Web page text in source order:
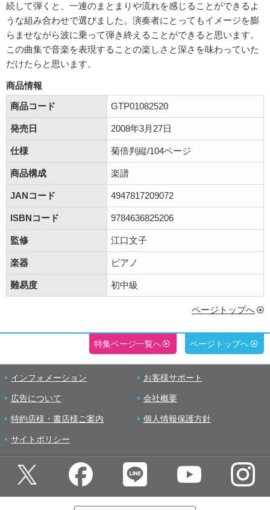
続して弾くと、一連のまとまりや流れを感じることができるよ
うな組み合わせで選びました。演奏者にとってもイメージを膨
らませながら波に乗って弾き終えることができると思います。
この曲集で音楽を表現することの楽しさと深さを味わっていた
だけたらと思います。
商品情報
商品コード
GTP01082520
発売日 2008年3月27日
仕様 菊倍判縦/104ページ
商品構成 楽譜
JANコード 4947817209072
ISBNコード 9784636825206
監修 江口文子
楽器 ピアノ
難易度 初中級
ページトップへ
特集ページ一覧へ ページトップへ
インフォメーション お客様サポート
広告について 会社概要
特約店様・書店様ご案内 個人情報保護方針
サイトポリシー